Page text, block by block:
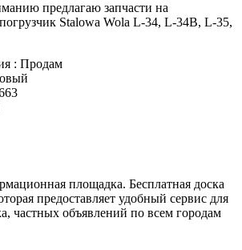
предлагаю запчасти на
Stalowa Wola L-34, L-34B, L-35,
: Продам
площадка. Бесплатная доска
предоставляет удобный сервис для
частных объявлений по всем городам